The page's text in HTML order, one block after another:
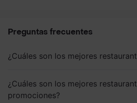
Preguntas frecuentes
¿Cuáles son los mejores
¿Cuáles son los mejores
promociones?